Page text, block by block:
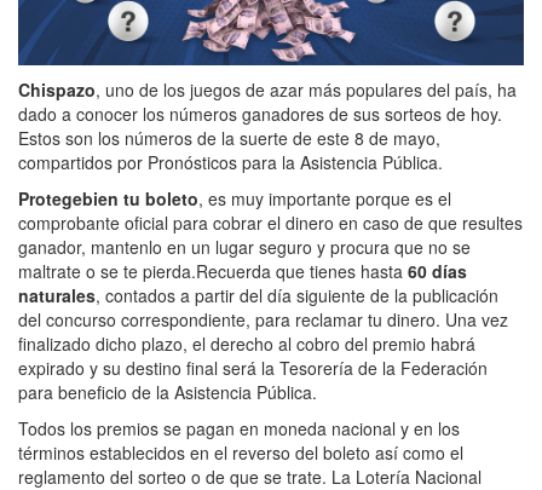
Chispazo, uno de los juegos de azar más populares del país, ha
dado a conocer los números ganadores de sus sorteos de hoy.
Estos son los números de la suerte de este 8 de mayo,
compartidos por Pronósticos para la Asistencia Pública.
Protegebien tu boleto, es muy importante porque es el
comprobante oficial para cobrar el dinero en caso de que resultes
ganador, mantenlo en un lugar seguro y procura que no se
maltrate o se te pierda.Recuerda que tienes hasta 60 días
naturales, contados a partir del día siguiente de la publicación
del concurso correspondiente, para reclamar tu dinero. Una vez
finalizado dicho plazo, el derecho al cobro del premio habrá
expirado y su destino final será la Tesorería de la Federación
para beneficio de la Asistencia Pública.
Todos los premios se pagan en moneda nacional y en los
términos establecidos en el reverso del boleto así como el
reglamento del sorteo o de que se trate. La Lotería Nacional